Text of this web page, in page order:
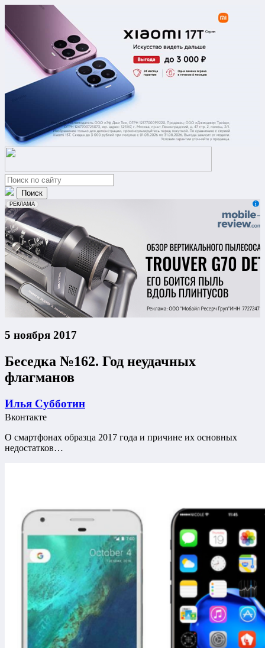
erid: 2VfnxxmNzs5
РЕКЛАМА
5 ноября 2017
Беседка №162. Год неудачных
флагманов
Илья Субботин
Вконтакте
О смартфонах образца 2017 года и причине их основных
недостатков…